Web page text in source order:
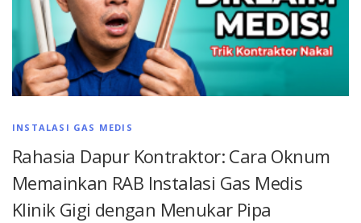
INSTALASI GAS MEDIS
Rahasia Dapur Kontraktor: Cara Oknum
Memainkan RAB Instalasi Gas Medis
Klinik Gigi dengan Menukar Pipa